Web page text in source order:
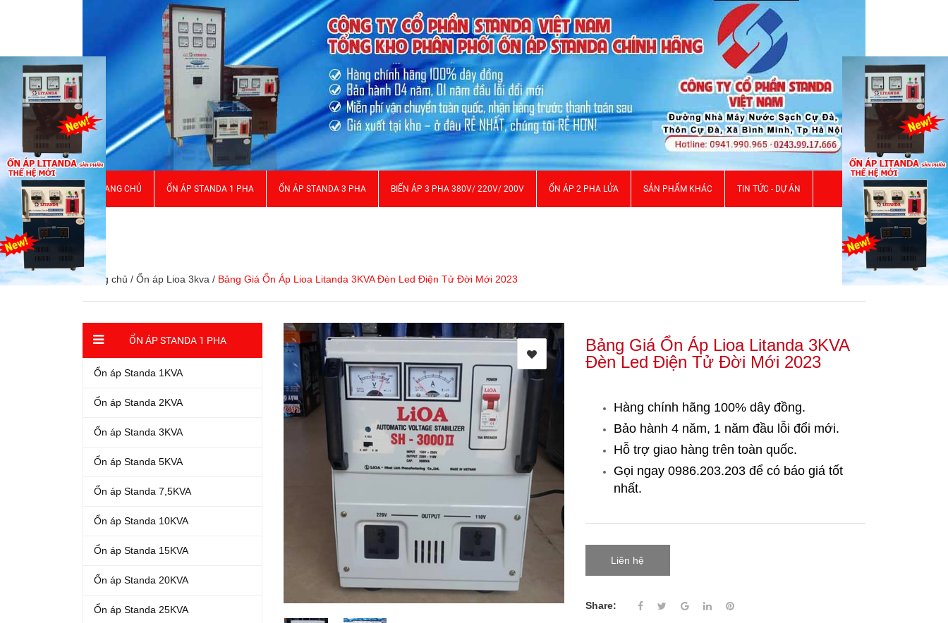
TRANG CHỦ ỔN ÁP STANDA 1 PHA ỔN ÁP STANDA 3 PHA BIẾN ÁP 3 PHA 380V/ 220V/ 200V ỔN ÁP 2 PHA LỬA SẢN PHẨM KHÁC TIN TỨC - DỰ ÁN
Trang chủ / Ổn áp Lioa 3kva / Bảng Giá Ổn Áp Lioa Litanda 3KVA Đèn Led Điện Tử Đời Mới 2023
ỔN ÁP STANDA 1 PHA
Ổn áp Standa 1KVA
Ổn áp Standa 2KVA
Ổn áp Standa 3KVA
Ổn áp Standa 5KVA
Ổn áp Standa 7,5KVA
Ổn áp Standa 10KVA
Ổn áp Standa 15KVA
Ổn áp Standa 20KVA
Ổn áp Standa 25KVA
Bảng Giá Ổn Áp Lioa Litanda 3KVA
Đèn Led Điện Tử Đời Mới 2023
Hàng chính hãng 100% dây đồng.
Bảo hành 4 năm, 1 năm đầu lỗi đổi mới.
Hỗ trợ giao hàng trên toàn quốc.
Gọi ngay 0986.203.203 để có báo giá tốt
nhất.
Liên hệ
Share: